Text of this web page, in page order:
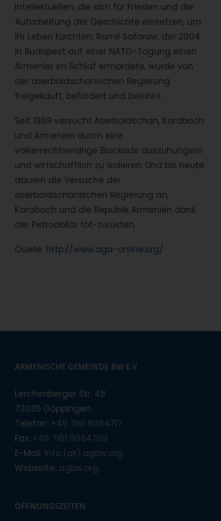
Intellektuellen, die sich für Frieden und die
Aufarbeitung der Geschichte einsetzen, um
ihr Leben fürchten: Ramil Safarow, der 2004
in Budapest auf einer NATO-Tagung einen
Armenier im Schlaf ermordete, wurde von
der aserbaidschanischen Regierung
freigekauft, befördert und belohnt.
Seit 1989 versucht Aserbaidschan, Karabach
und Armenien durch eine
völkerrechtswidrige Blockade auszuhungern
und wirtschaftlich zu isolieren. Und bis heute
dauern die Versuche der
aserbaidschanischen Regierung an,
Karabach und die Republik Armenien dank
der Petrodollar tot-zurüsten.
Quelle: http://www.aga-online.org/
ARMENISCHE GEMEINDE BW E.V.
Lerchenberger Str. 48
73035 Göppingen
Telefon: +49 7161 8084717
Fax: +49 7161 8084709
E-Mail: info (at) agbw.org
Webseite: agbw.org
ÖFFNUNGSZEITEN